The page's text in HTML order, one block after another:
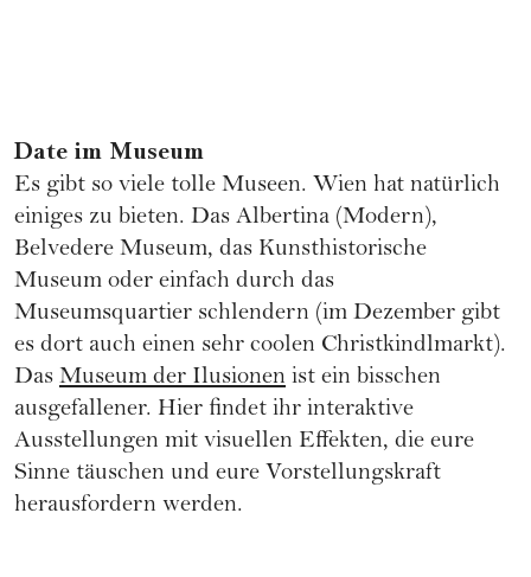
Date im Museum
Es gibt so viele tolle Museen. Wien hat natürlich
einiges zu bieten. Das Albertina (Modern),
Belvedere Museum, das Kunsthistorische
Museum oder einfach durch das
Museumsquartier schlendern (im Dezember gibt
es dort auch einen sehr coolen Christkindlmarkt).
Das Museum der Ilusionen ist ein bisschen
ausgefallener. Hier findet ihr interaktive
Ausstellungen mit visuellen Effekten, die eure
Sinne täuschen und eure Vorstellungskraft
herausfordern werden.